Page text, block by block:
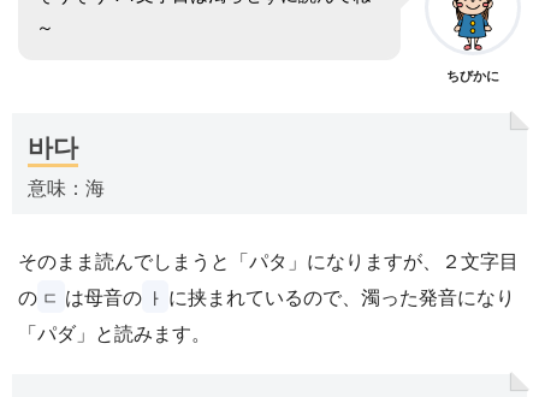
～
ちびかに
바다
意味：海
そのまま読んでしまうと「パタ」になりますが、２文字目
の ㄷ は母音の ㅏ に挟まれているので、濁った発音になり
「パダ」と読みます。